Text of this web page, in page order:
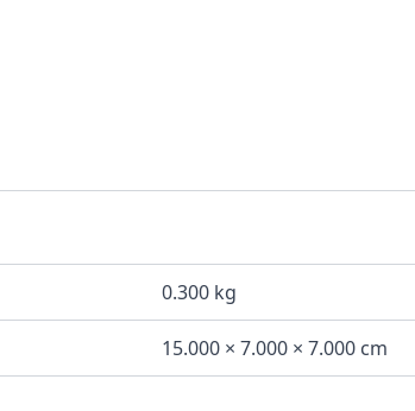
0.300 kg
15.000 × 7.000 × 7.000 cm